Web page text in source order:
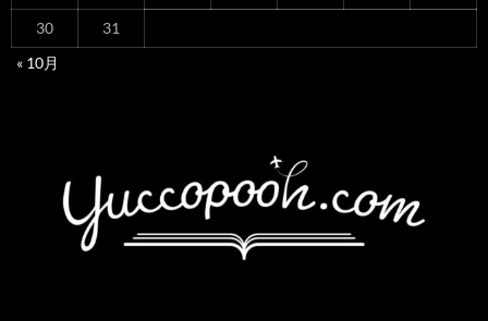
30
31
« 10月